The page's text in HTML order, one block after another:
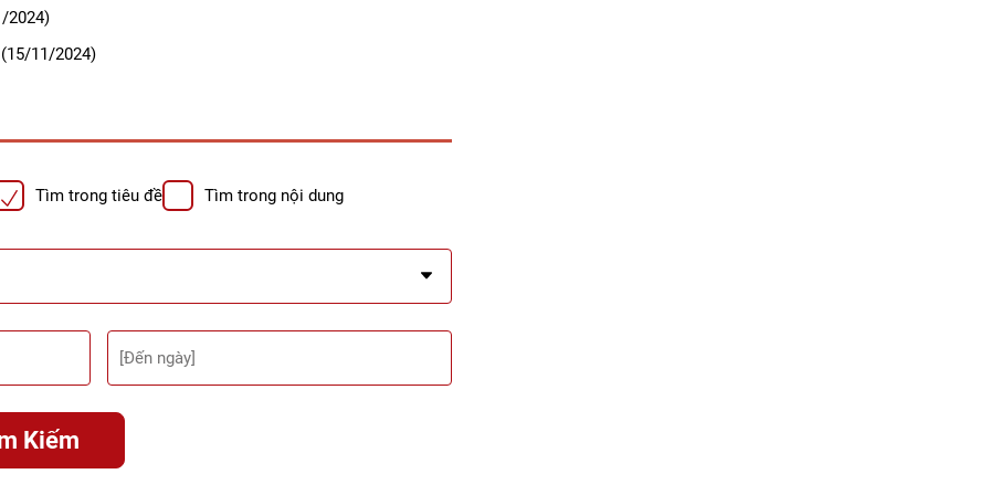
2024)
11/2024)
Tìm trong tiêu đề Tìm trong nội dung
Kiếm